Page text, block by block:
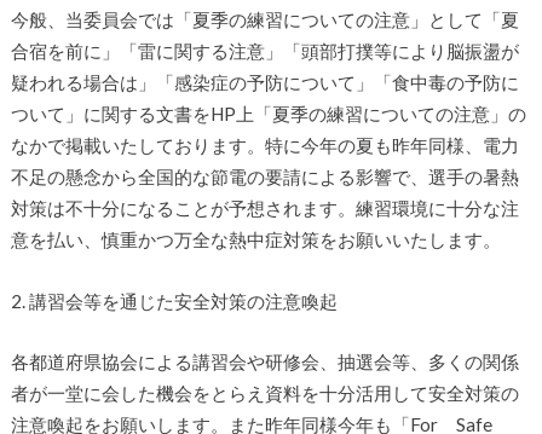
今般、当委員会では「夏季の練習についての注意」として「夏
合宿を前に」「雷に関する注意」「頭部打撲等により脳振盪が
疑われる場合は」「感染症の予防について」「食中毒の予防に
ついて」に関する文書をHP上「夏季の練習についての注意」の
なかで掲載いたしております。特に今年の夏も昨年同様、電力
不足の懸念から全国的な節電の要請による影響で、選手の暑熱
対策は不十分になることが予想されます。練習環境に十分な注
意を払い、慎重かつ万全な熱中症対策をお願いいたします。
2. 講習会等を通じた安全対策の注意喚起
各都道府県協会による講習会や研修会、抽選会等、多くの関係
者が一堂に会した機会をとらえ資料を十分活用して安全対策の
注意喚起をお願いします。また昨年同様今年も「For Safe